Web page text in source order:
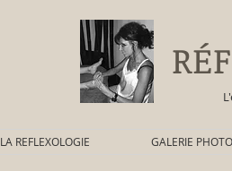
LA REFLEXOLOGIE GALERIE